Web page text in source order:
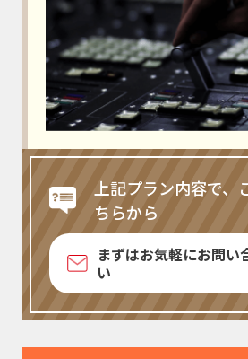
上記プラン内容で、
ちらから
まずはお気軽にお問い
い